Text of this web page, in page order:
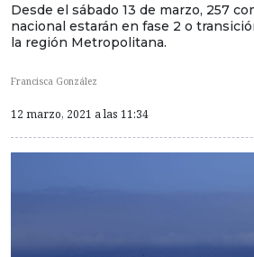
Desde el sábado 13 de marzo, 257
nacional estarán en fase 2 o
la región Metropolitana.
Francisca González
12 marzo, 2021 a las 11:34